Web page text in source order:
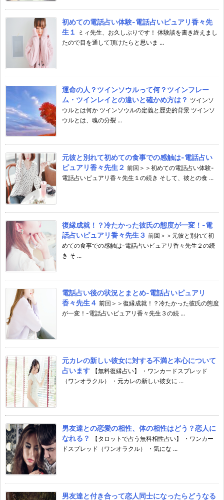
初めての電話占い体験-電話占いピュアリ香々先
生１
ミィ先生、お久しぶりです！ 体験談を書き終えまし
たので目を通して頂けたらと思いま ...
運命の人？ツインソウルって何？ツインフレー
ム・ツインレイとの違いと確かめ方は？ ツインソ
ウルとは何か ツインソウルの定義と歴史的背景 ツインソ
ウルとは、魂の分裂 ...
元彼と別れて初めての食事での感触は-電話占い
ピュアリ香々先生２ 前回＞＞初めての電話占い体験-
電話占いピュアリ香々先生１の続き そして、彼との食 ...
復縁成就！？冷たかった彼氏の態度が一変！-電
話占いピュアリ香々先生３ 前回＞＞元彼と別れて初
めての食事での感触は-電話占いピュアリ香々先生２の続
き そ ...
電話占い後の状況とまとめ-電話占いピュアリ
香々先生４ 前回＞＞復縁成就！？冷たかった彼氏の態度
が一変！-電話占いピュアリ香々先生３の続 ...
元カレの新しい彼女に対する不満と本心について
占います
【無料復縁占い】 ・ワンカードスプレッド
（ワンオラクル） ・元カレの新しい彼女に ...
男友達との恋愛の相性、体の相性はどう？恋人に
なれる？
【タロットで占う無料相性占い】 ・ワンカー
ドスプレッド（ワンオラクル） ・気にな ...
男友達と付き合って恋人同士になったらどうなる